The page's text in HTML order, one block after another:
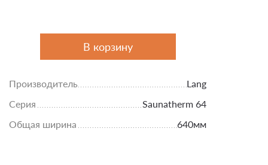
В корзину
Производитель
Lang
Серия
Saunatherm 64
Общая ширина
640мм